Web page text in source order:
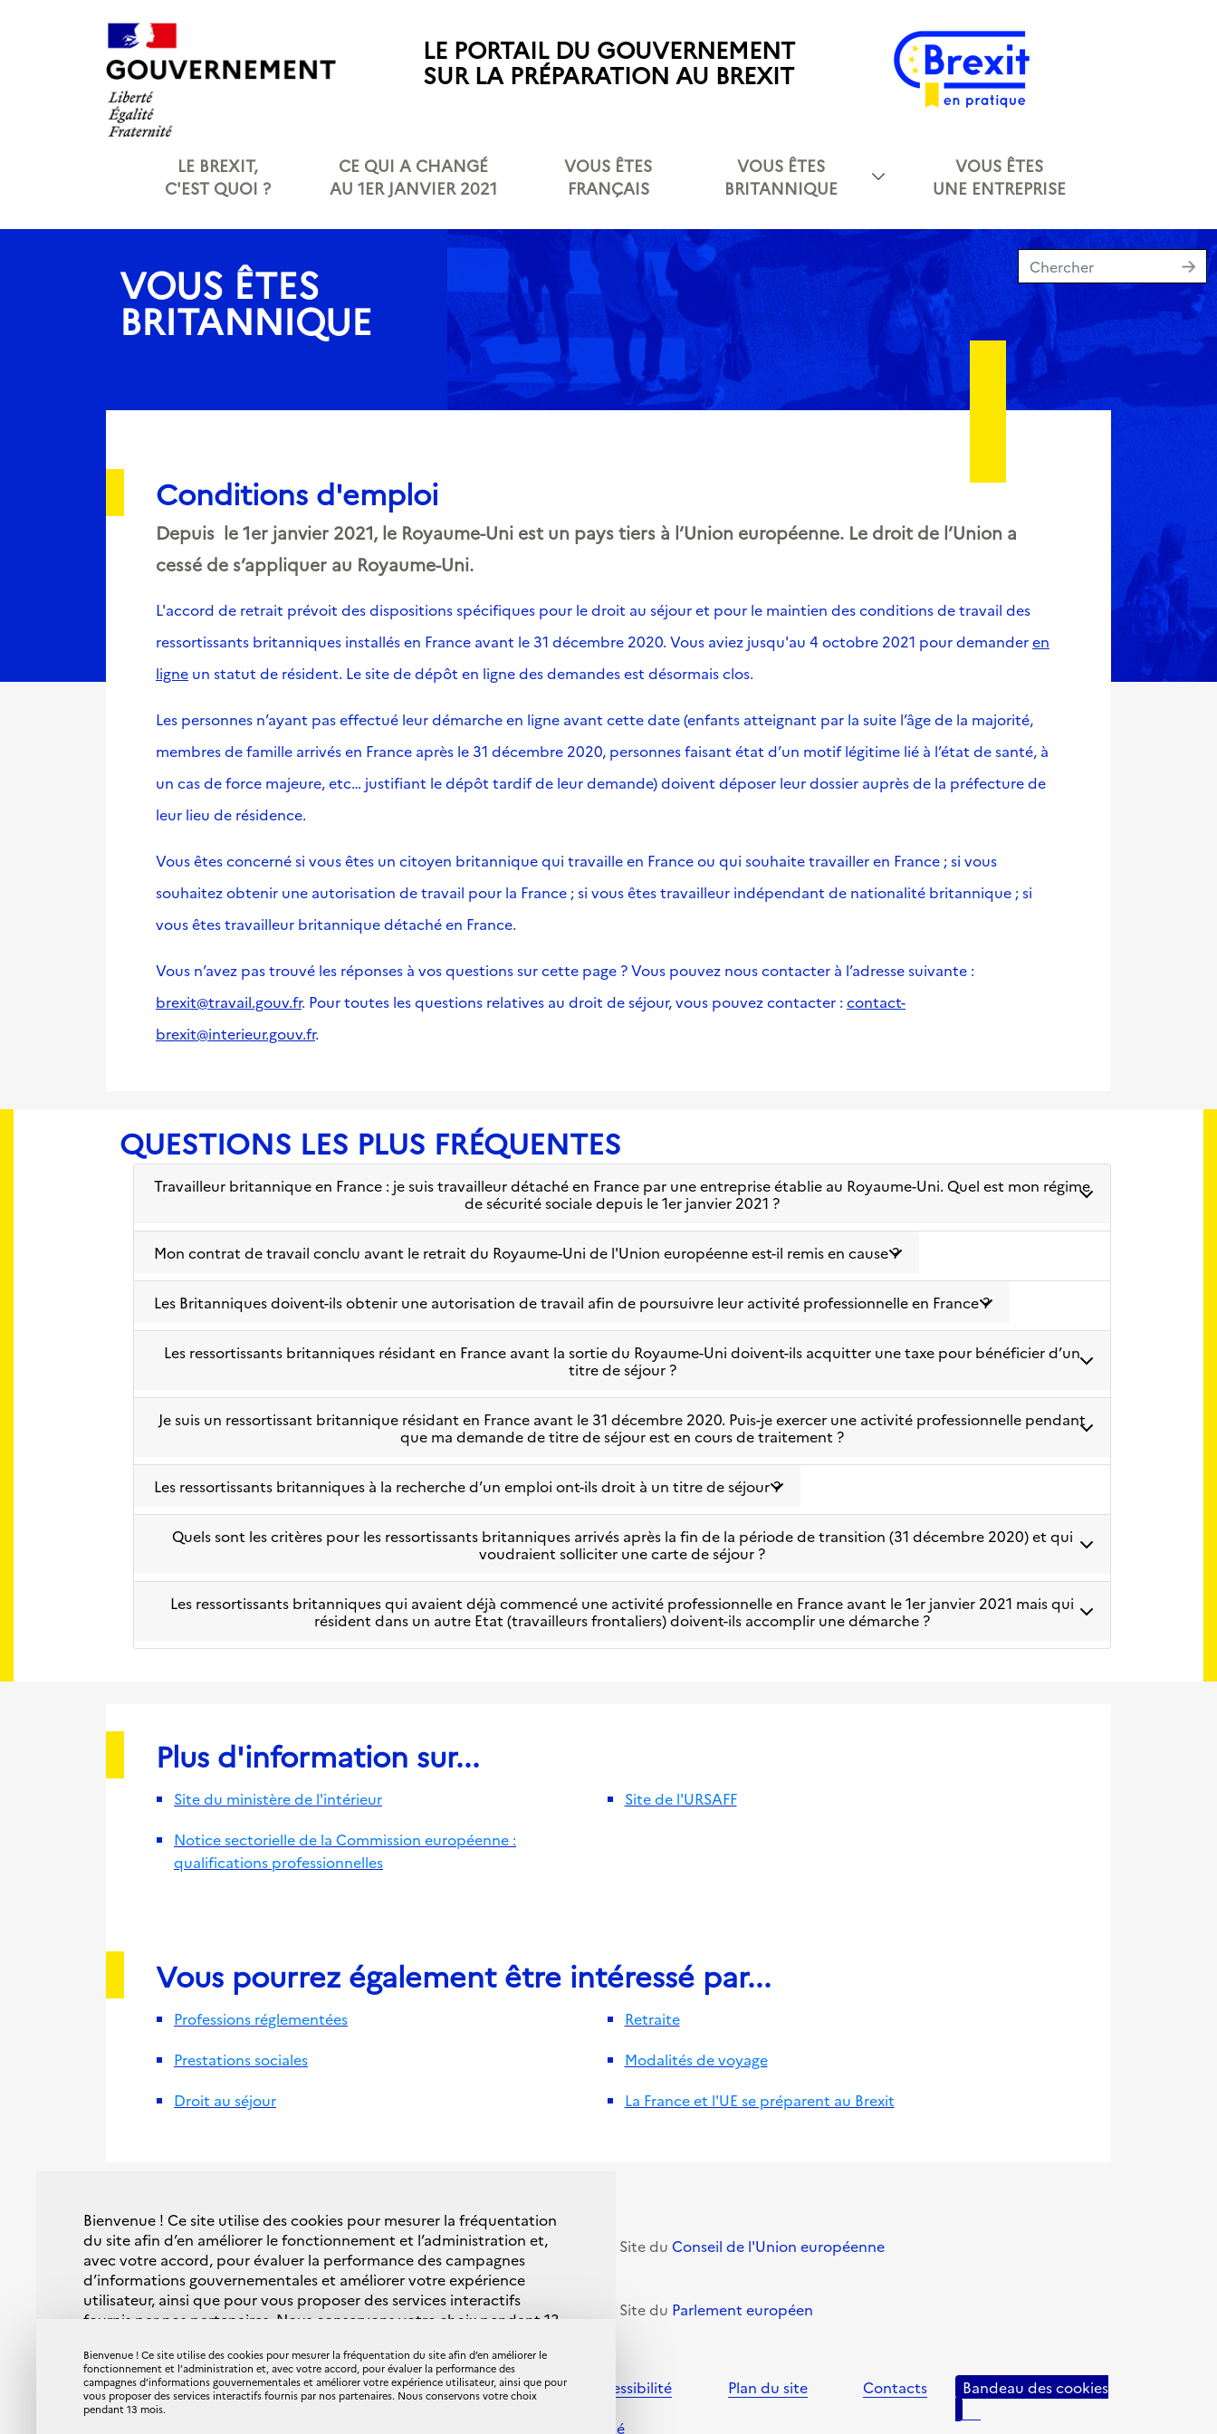
Bienvenue ! Ce site utilise des cookies pour mesurer la fréquentation du site afin d’en améliorer le
fonctionnement et l’administration et, avec votre accord, pour évaluer la performance des
campagnes d’informations gouvernementales et améliorer votre expérience utilisateur, ainsi que pour
vous proposer des services interactifs fournis par nos partenaires. Nous conservons votre choix
pendant 13 mois.
Bienvenue ! Ce site utilise des cookies pour mesurer la fréquentation
du site afin d’en améliorer le fonctionnement et l’administration et,
avec votre accord, pour évaluer la performance des campagnes
d’informations gouvernementales et améliorer votre expérience
utilisateur, ainsi que pour vous proposer des services interactifs
fournis par nos partenaires. Nous conservons votre choix pendant 13
Vous pouvez changer ce choix à tout moment en vous rendant sur la
page données personnelles et cookies.
LE PORTAIL DU GOUVERNEMENT
SUR LA PRÉPARATION AU BREXIT
LE BREXIT,
C'EST QUOI ?
CE QUI A CHANGÉ
AU 1ER JANVIER 2021
VOUS ÊTES
FRANÇAIS
VOUS ÊTES
BRITANNIQUE
VOUS ÊTES
UNE ENTREPRISE
VOUS ÊTES
BRITANNIQUE
Conditions d'emploi
Depuis le 1er janvier 2021, le Royaume-Uni est un pays tiers à l’Union européenne. Le droit de l’Union a
cessé de s’appliquer au Royaume-Uni.
L'accord de retrait prévoit des dispositions spécifiques pour le droit au séjour et pour le maintien des conditions de travail des
ressortissants britanniques installés en France avant le 31 décembre 2020. Vous aviez jusqu'au 4 octobre 2021 pour demanderen
ligne un statut de résident. Le site de dépôt en ligne des demandes est désormais clos.
Les personnes n’ayant pas effectué leur démarche en ligne avant cette date (enfants atteignant par la suite l’âge de la majorité,
membres de famille arrivés en France après le 31 décembre 2020, personnes faisant état d’un motif légitime lié à l’état de santé, à
un cas de force majeure, etc… justifiant le dépôt tardif de leur demande) doivent déposer leur dossier auprès de la préfecture de
leur lieu de résidence.
Vous êtes concerné si vous êtes un citoyen britannique qui travaille en France ou qui souhaite travailler en France ; si vous
souhaitez obtenir une autorisation de travail pour la France ; si vous êtes travailleur indépendant de nationalité britannique ; si
vous êtes travailleur britannique détaché en France.
Vous n’avez pas trouvé les réponses à vos questions sur cette page ? Vous pouvez nous contacter à l’adresse suivante :
brexit@travail.gouv.fr. Pour toutes les questions relatives au droit de séjour, vous pouvez contacter : contact-
brexit@interieur.gouv.fr.
QUESTIONS LES PLUS FRÉQUENTES
Travailleur britannique en France : je suis travailleur détaché en France par une entreprise établie au Royaume-Uni. Quel est mon régime
de sécurité sociale depuis le 1er janvier 2021 ?
Mon contrat de travail conclu avant le retrait du Royaume-Uni de l'Union européenne est-il remis en cause ?
Les Britanniques doivent-ils obtenir une autorisation de travail afin de poursuivre leur activité professionnelle en France ?
Les ressortissants britanniques résidant en France avant la sortie du Royaume-Uni doivent-ils acquitter une taxe pour bénéficier d’un
titre de séjour ?
Je suis un ressortissant britannique résidant en France avant le 31 décembre 2020. Puis-je exercer une activité professionnelle pendant
que ma demande de titre de séjour est en cours de traitement ?
Les ressortissants britanniques à la recherche d’un emploi ont-ils droit à un titre de séjour ?
Quels sont les critères pour les ressortissants britanniques arrivés après la fin de la période de transition (31 décembre 2020) et qui
voudraient solliciter une carte de séjour ?
Les ressortissants britanniques qui avaient déjà commencé une activité professionnelle en France avant le 1er janvier 2021 mais qui
résident dans un autre Etat (travailleurs frontaliers) doivent-ils accomplir une démarche ?
Plus d'information sur...
Site du ministère de l'intérieur Site de l'URSAFF
Notice sectorielle de la Commission européenne :
qualifications professionnelles
Vous pourrez également être intéressé par...
Professions réglementées Retraite
Prestations sociales Modalités de voyage
Droit au séjour La France et l'UE se préparent au Brexit
LIENS UTILES
Se préparer à la fin de la période de transition(Commission
européenne)
Site du Conseil de l'Union européenne
L'accord de commerce et de coopération UE-Royaume-Uni
Site du Parlement européen
Mentions légales Données personnelles et cookies Accessibilité Plan du site Contacts
Politique de confidentialité
Bandeau des cookies